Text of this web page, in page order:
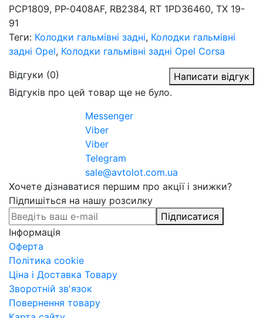
PCP1809, PP-0408AF, RB2384, RT 1PD36460, TX 19-
91
Теги: Колодки гальмівні задні, Колодки гальмівні
задні Opel, Колодки гальмівні задні Opel Corsa
Відгуки (0)
Написати відгук
Відгуків про цей товар ще не було.
Messenger
Viber
Viber
Telegram
sale@avtolot.com.ua
Хочете дізнаватися першим про акції і знижки?
Підпишіться на нашу розсилку
Підписатися
Інформація
Оферта
Політика cookie
Ціна і Доставка Товару
Зворотній зв'язок
Повернення товару